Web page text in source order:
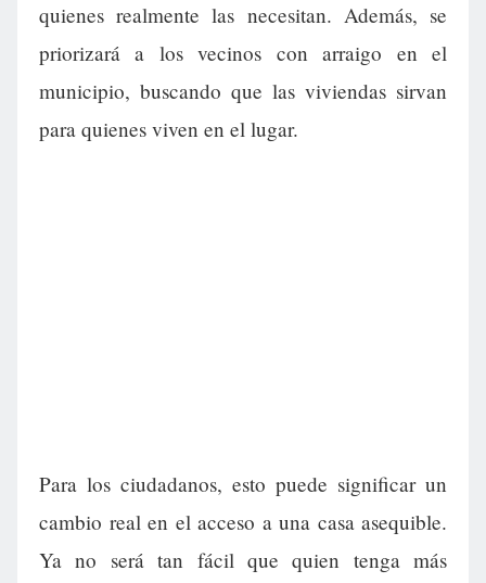
quienes realmente las necesitan. Además, se
priorizará a los vecinos con arraigo en el
municipio, buscando que las viviendas sirvan
para quienes viven en el lugar.
Para los ciudadanos, esto puede significar un
cambio real en el acceso a una casa asequible.
Ya no será tan fácil que quien tenga más